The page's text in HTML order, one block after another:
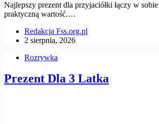
Najlepszy prezent dla przyjaciółki łączy w
praktyczną wartość.…
Redakcja Fss.org.pl
2 sierpnia, 2026
Rozrywka
Prezent Dla 3 Latka